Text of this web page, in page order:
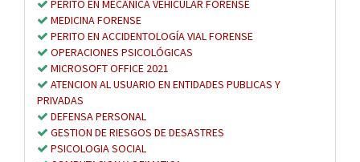
PERITO EN MECANICA VEHICULAR FORENSE
MEDICINA FORENSE
PERITO EN ACCIDENTOLOGÍA VIAL FORENSE
OPERACIONES PSICOLÓGICAS
MICROSOFT OFFICE 2021
ATENCION AL USUARIO EN ENTIDADES PUBLICAS Y
PRIVADAS
DEFENSA PERSONAL
GESTION DE RIESGOS DE DESASTRES
PSICOLOGIA SOCIAL